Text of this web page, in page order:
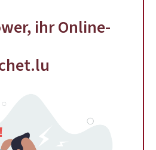
ihr Online-